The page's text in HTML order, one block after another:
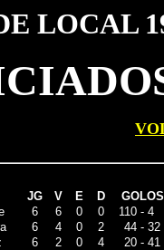
LOCAL
JG V E D GOLOS
6 6 0 0 110 - 4
6 4 0 2 44 - 32
6 2 0 4 20 - 41